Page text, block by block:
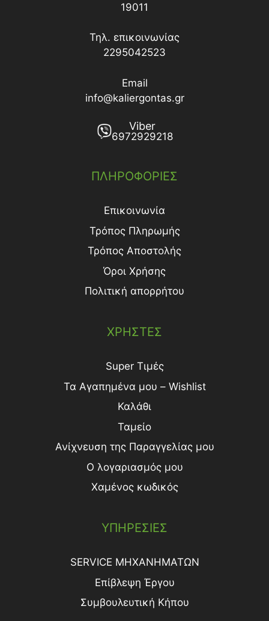
19011
Τηλ. επικοινωνίας
2295042523
Email
info@kaliergontas.gr
Viber
6972929218
ΠΛΗΡΟΦΟΡΙΕΣ
Επικοινωνία
Τρόπος Πληρωμής
Τρόπος Aποστολής
Όροι Χρήσης
Πολιτική απορρήτου
ΧΡΗΣΤΕΣ
Super Τιμές
Τα Αγαπημένα μου – Wishlist
Καλάθι
Ταμείο
Ανίχνευση της Παραγγελίας μου
Ο λογαριασμός μου
Χαμένος κωδικός
ΥΠΗΡΕΣΙΕΣ
SERVICE ΜΗΧΑΝΗΜΑΤΩΝ
Επίβλεψη Έργου
Συμβουλευτική Κήπου